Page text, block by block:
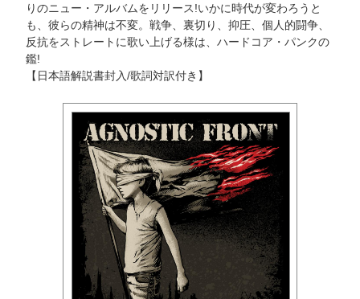
りのニュー・アルバムをリリース!いかに時代が変わろうと
も、彼らの精神は不変。戦争、裏切り、抑圧、個人的闘争、
反抗をストレートに歌い上げる様は、ハードコア・パンクの
鑑!
【日本語解説書封入/歌詞対訳付き】